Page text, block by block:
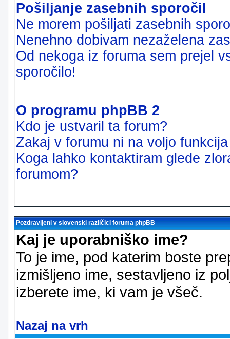
Pošiljanje zasebnih sporočil
Ne morem pošiljati zasebnih
Nenehno dobivam nezaželena
Od nekoga iz foruma sem prejel
sporočilo!
O programu phpBB 2
Kdo je ustvaril ta forum?
Zakaj v forumu ni na voljo
Koga lahko kontaktiram glede
forumom?
Pozdravljeni v slovenski različici foruma phpBB
Kaj je uporabniško ime?
To je ime, pod katerim boste
izmišljeno ime, sestavljeno iz
izberete ime, ki vam je všeč.
Nazaj na vrh